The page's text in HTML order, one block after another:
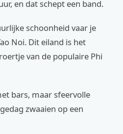
en dat schept een band.
schoonheid vaar je
Noi. Dit eiland is het
van de populaire Phi
bars, maar sfeervolle
zwaaien op een